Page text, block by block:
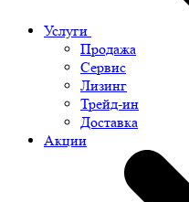
Услуги
Продажа
Сервис
Лизинг
Трейд-ин
Доставка
Акции